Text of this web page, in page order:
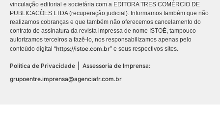
vinculação editorial e societária com a EDITORA TRES COMÉRCIO DE
PUBLICACÕES LTDA (recuperação judicial). Informamos também que não
realizamos cobranças e que também não oferecemos cancelamento do
contrato de assinatura da revista impressa de nome ISTOÉ, tampouco
autorizamos terceiros a fazê-lo, nos responsabilizamos apenas pelo
conteúdo digital “https://istoe.com.br” e seus respectivos sites.
Política de Privacidade
Assessoria de Imprensa:
grupoentre.imprensa@agenciafr.com.br